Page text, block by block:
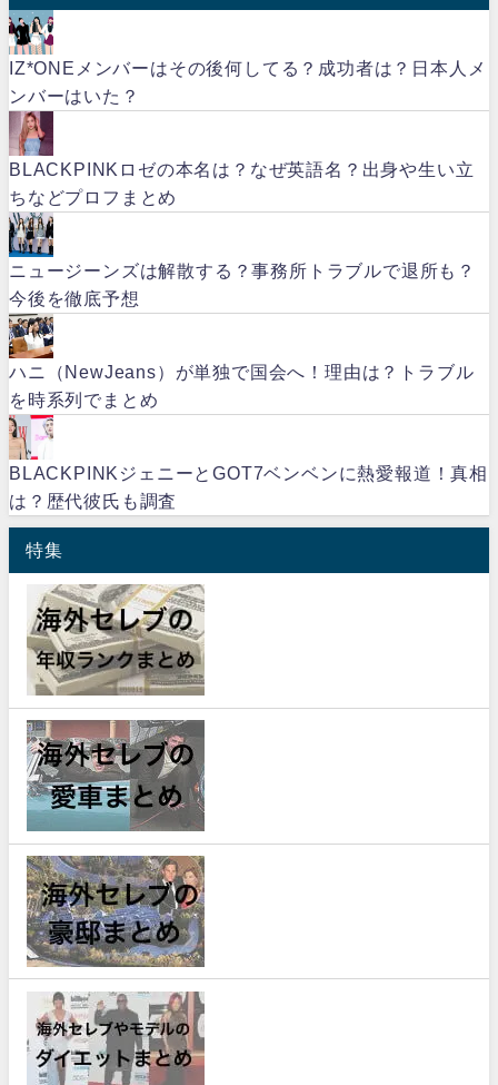
IZ*ONEメンバーはその後何してる？成功者は？日本人メ
ンバーはいた？
BLACKPINKロゼの本名は？なぜ英語名？出身や生い立
ちなどプロフまとめ
ニュージーンズは解散する？事務所トラブルで退所も？
今後を徹底予想
ハニ（NewJeans）が単独で国会へ！理由は？トラブル
を時系列でまとめ
BLACKPINKジェニーとGOT7ベンベンに熱愛報道！真相
は？歴代彼氏も調査
特集